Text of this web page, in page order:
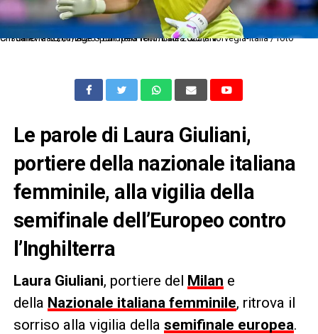
Cm Ginevra 16/07/2025 - Europeo femminile 2025 / Norvegia-Italia / foto Cristiano Mazzi/Image Sport nella foto: Laura Giuliani
Le parole di Laura Giuliani,
portiere della nazionale italiana
femminile, alla vigilia della
semifinale dell’Europeo contro
l’Inghilterra
Laura Giuliani, portiere del Milan e
della Nazionale italiana femminile, ritrova il
sorriso alla vigilia della semifinale europea.